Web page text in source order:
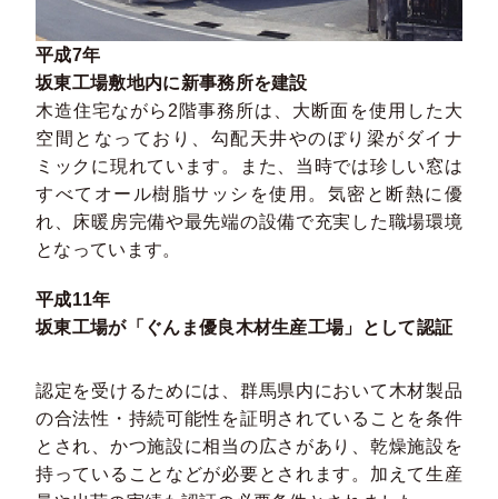
平成7年
坂東工場敷地内に新事務所を建設
木造住宅ながら2階事務所は、大断面を使用した大
空間となっており、勾配天井やのぼり梁がダイナ
ミックに現れています。また、当時では珍しい窓は
すべてオール樹脂サッシを使用。気密と断熱に優
れ、床暖房完備や最先端の設備で充実した職場環境
となっています。
平成11年
坂東工場が「ぐんま優良木材生産工場」として認証
認定を受けるためには、群馬県内において木材製品
の合法性・持続可能性を証明されていることを条件
とされ、かつ施設に相当の広さがあり、乾燥施設を
持っていることなどが必要とされます。加えて生産